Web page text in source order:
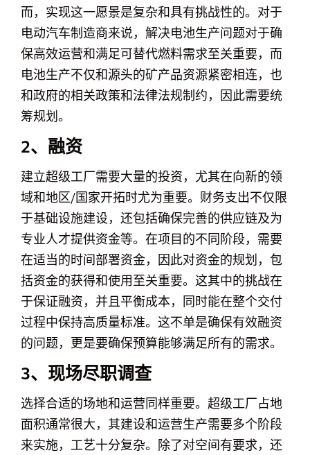
而，实现这一愿景是复杂和具有挑战性的。对于
电动汽车制造商来说，解决电池生产问题对于确
保高效运营和满足可替代燃料需求至关重要，而
电池生产不仅和源头的矿产品资源紧密相连，也
和政府的相关政策和法律法规制约，因此需要统
筹规划。
2、融资
建立超级工厂需要大量的投资，尤其在向新的领
域和地区/国家开拓时尤为重要。财务支出不仅限
于基础设施建设，还包括确保完善的供应链及为
专业人才提供资金等。在项目的不同阶段，需要
在适当的时间部署资金，因此对资金的规划，包
括资金的获得和使用至关重要。这其中的挑战在
于保证融资，并且平衡成本，同时能在整个交付
过程中保持高质量标准。这不单是确保有效融资
的问题，更是要确保预算能够满足所有的需求。
3、现场尽职调查
选择合适的场地和运营同样重要。超级工厂占地
面积通常很大，其建设和运营生产需要多个阶段
来实施，工艺十分复杂。除了对空间有要求，还